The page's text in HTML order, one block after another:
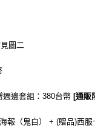
見圖二
邊套組：380台幣 [通販
報（鬼白） + (贈品)西服